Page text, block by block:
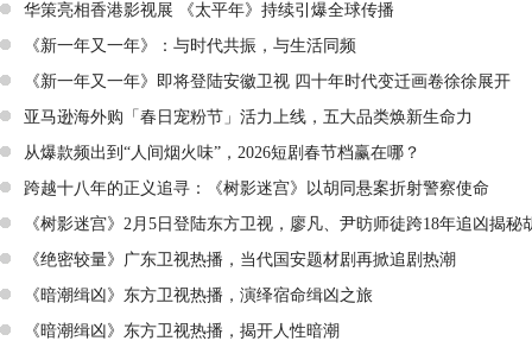
华策亮相香港影视展 《太平年》持续引爆全球传播
《新一年又一年》：与时代共振，与生活同频
《新一年又一年》即将登陆安徽卫视 四十年时代变迁画卷徐徐展开
亚马逊海外购「春日宠粉节」活力上线，五大品类焕新生命力
从爆款频出到“人间烟火味”，2026短剧春节档赢在哪？
跨越十八年的正义追寻：《树影迷宫》以胡同悬案折射警察使命
《树影迷宫》2月5日登陆东方卫视，廖凡、尹昉师徒跨18年追凶揭秘
《绝密较量》广东卫视热播，当代国安题材剧再掀追剧热潮
《暗潮缉凶》东方卫视热播，演绎宿命缉凶之旅
《暗潮缉凶》东方卫视热播，揭开人性暗潮